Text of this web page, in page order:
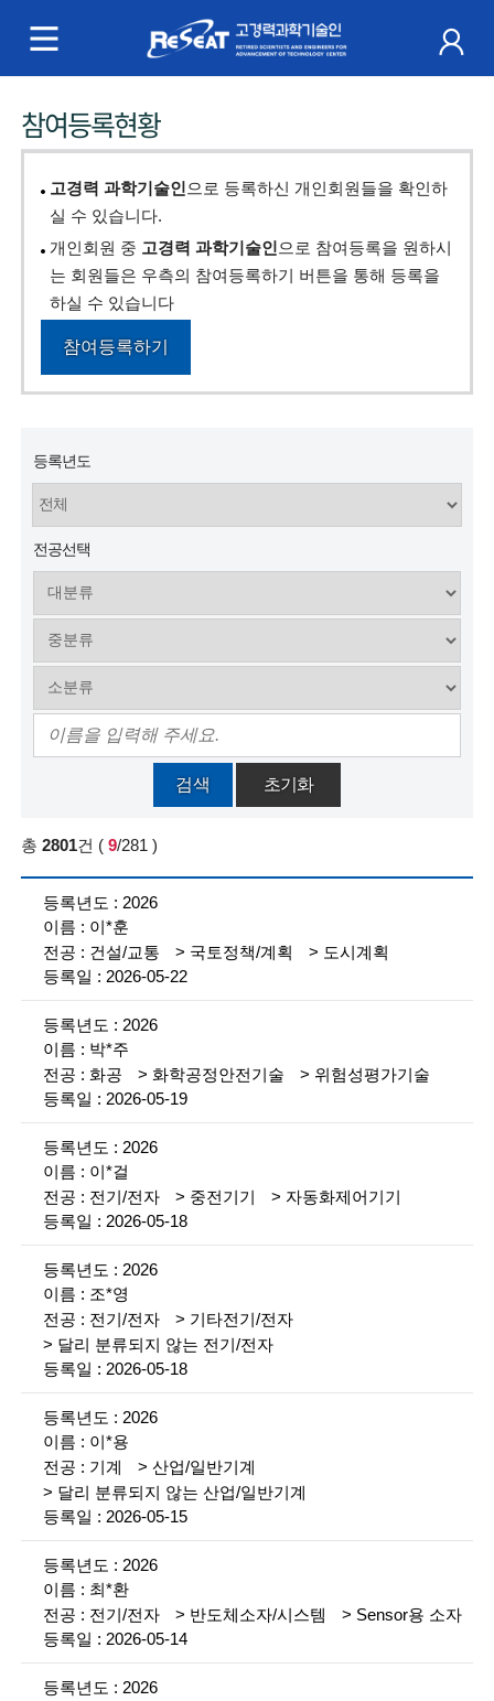
R
e
S
e
a
t
고
경
력
과
기
술
인
(
R
t
r
e
d
c
i
e
n
t
i
s
t
s
n
d
e
g
i
n
e
r
주
메
참여등록현황
고경력 과학기술인 으로 등록하신 개인회원들을 확인하
실 수 있습니다.
개인회원 중 고경력 과학기술인 으로 참여등록을 원하시
는 회원들은 우측의 참여등록하기 버튼을 통해 등록을
하실 수 있습니다
참여등록하기
등록년도
전공선택
검색 초기화
총 2801건 ( 9/281 )
2026
이*훈
건설/교통
국토정책/계획
도시계획
2026-05-22
2026
박*주
화공
화학공정안전기술
위험성평가기술
2026-05-19
2026
이*걸
전기/전자
중전기기
자동화제어기기
2026-05-18
2026
조*영
전기/전자
기타전기/전자
달리 분류되지 않는 전기/전자
2026-05-18
2026
이*용
기계
산업/일반기계
달리 분류되지 않는 산업/일반기계
2026-05-15
2026
최*환
전기/전자
반도체소자/시스템
Sensor용 소자
2026-05-14
2026